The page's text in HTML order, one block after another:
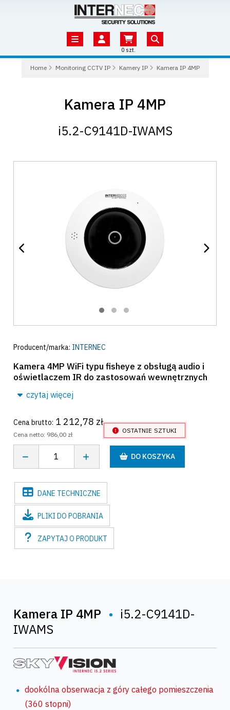
0 szt.
Home Monitoring CCTV IP Kamery IP Kamera IP 4MP
Kamera IP 4MP
i5.2-C9141D-IWAMS
Producent/marka: INTERNEC
Kamera 4MP WiFi typu fisheye z obsługą audio i
oświetlaczem IR do zastosowań wewnętrznych
czytaj więcej
Cena brutto: 1 212,78 zł
Cena netto: 986,00 zł
OSTATNIE SZTUKI
DO KOSZYKA
DANE TECHNICZNE
PLIKI DO POBRANIA
ZAPYTAJO PRODUKT
Kamera IP 4MP • i5.2-C9141D-
IWAMS
dookólna obserwacja z góry całego pomieszczenia
(360 stopni)